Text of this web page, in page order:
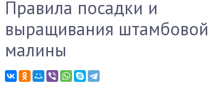
Правила посадки и
выращивания штамбовой
малины